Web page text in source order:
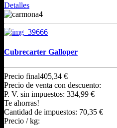
Detalles
Cubrecarter Galloper
Precio final405,34 €
Precio de venta con descuento:
P. V. sin impuestos: 334,99 €
Te ahorras!
Cantidad de impuestos: 70,35 €
Precio / kg: